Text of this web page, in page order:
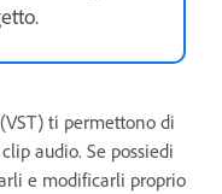
ti permettono di
audio. Se possiedi
e modificarli proprio